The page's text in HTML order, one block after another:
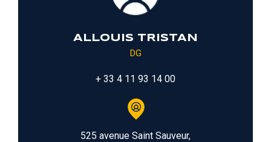
ALLOUIS TRISTAN
DG
+ 33 4 11 93 14 00
525 avenue Saint Sauveur,